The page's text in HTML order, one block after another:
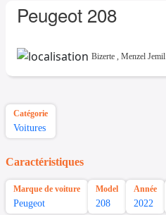
Peugeot 208
Bizerte , Menzel Jemil
Catégorie
Voitures
Caractéristiques
Marque de voiture
Peugeot
Model
208
Année
2022